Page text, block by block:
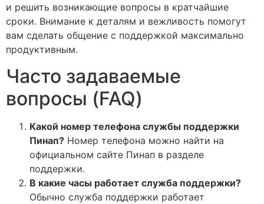
и решить возникающие вопросы в кратчайшие
сроки. Внимание к деталям и вежливость помогут
вам сделать общение с поддержкой максимально
продуктивным.
Часто задаваемые
вопросы (FAQ)
Какой номер телефона службы поддержки
Пинап? Номер телефона можно найти на
официальном сайте Пинап в разделе
поддержки.
В какие часы работает служба поддержки?
Обычно служба поддержки работает